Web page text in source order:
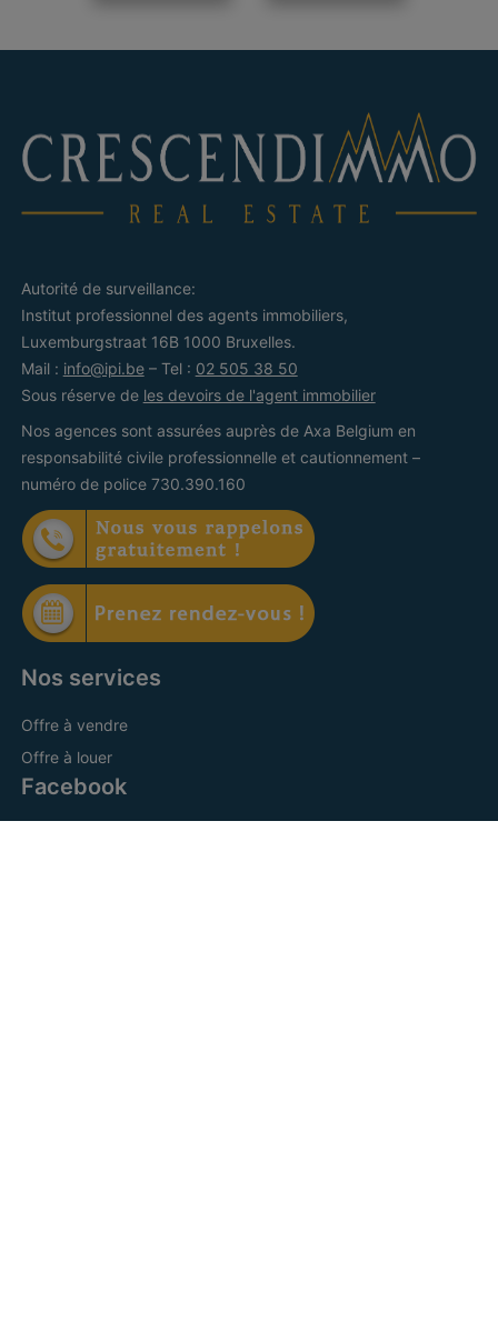
Autorité de surveillance:
Institut professionnel des agents immobiliers,
Luxemburgstraat 16B 1000 Bruxelles.
Mail : info@ipi.be– Tel : 02 505 38 50
Sous réserve de les devoirs de l'agent immobilier
Nos agences sont assurées auprès de Axa Belgium en
responsabilité civile professionnelle et cautionnement –
numéro de police 730.390.160
Nos services
Offre à vendre
Offre à louer
Facebook